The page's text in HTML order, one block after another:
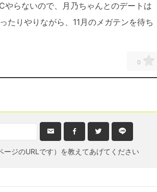
らないので、月乃ちゃんとのデートは
たりやりながら、11月のメガテンを待ち
0
ジのURLです）を教えてあげてください